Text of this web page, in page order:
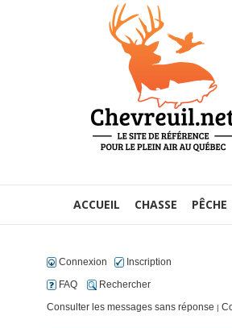
ACCUEIL CHASSE PÊCHE
Connexion
Inscription
FAQ
Rechercher
Consulter les messages sans réponse |